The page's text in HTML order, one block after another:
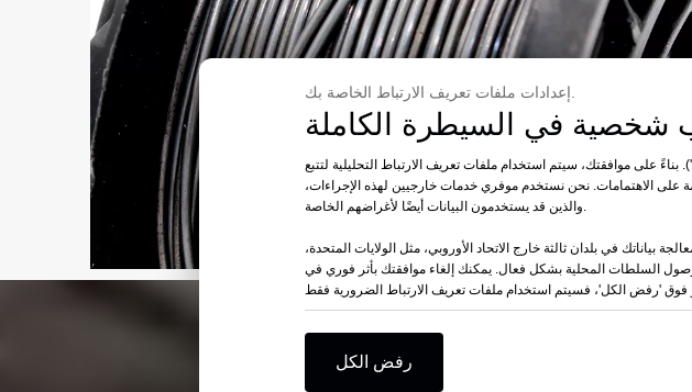
على موافقتك، سيتم استخدام ملفات تعريف الارتباط التحليلية لتتبع
على الاهتمامات. نحن نستخدم موفري خدمات خارجيين لهذه الإجراءات،
والذين قد يستخدمون البيانات أيضًا لأغراضهم الخاصة.
بياناتك في بلدان ثالثة خارج الاتحاد الأوروبي، مثل الولايات المتحدة،
السلطات المحلية بشكل فعال. يمكنك إلغاء موافقتك بأثر فوري في
رفض الكل